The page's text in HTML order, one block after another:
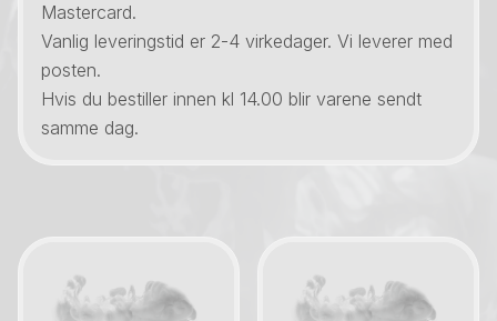
Mastercard.
Vanlig leveringstid er 2-4 virkedager. Vi leverer med
posten.
Hvis du bestiller innen kl 14.00 blir varene sendt
samme dag.